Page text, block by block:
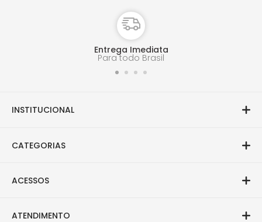
Entrega Imediata
Para todo Brasil
INSTITUCIONAL
CATEGORIAS
ACESSOS
ATENDIMENTO